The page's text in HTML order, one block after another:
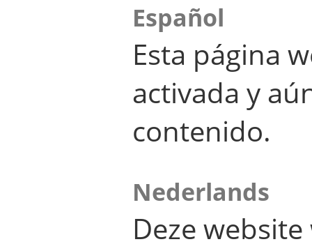
Español
Esta página
activada y
contenido.
Nederlands
Deze